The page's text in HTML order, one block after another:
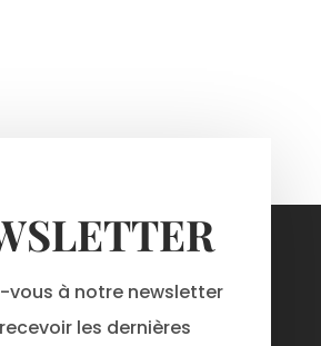
vous à notre newsletter
les dernières